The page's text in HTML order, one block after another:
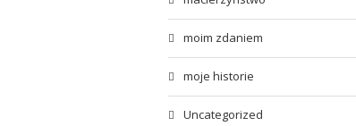
moim zdaniem
moje historie
Uncategorized